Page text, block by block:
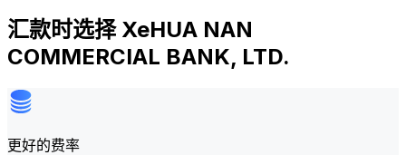
汇款时选择 XeHUA NAN
COMMERCIAL BANK, LTD.
更好的费率